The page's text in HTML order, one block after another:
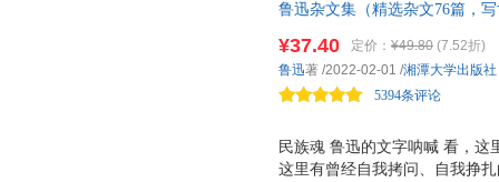
鲁迅的参考，并兼具一定的收
分，文风冷峻，读至精微处，
精良，善本重现，只为跻身典
鲁迅杂文集（精选杂文76篇，
鲁迅的杂文，就是读历史、读
文学大师。）
民族魂 鲁迅的文字呐喊 看，这
这里有曾经自我拷问、自我挣
¥37.40 定价： ¥49.80 (7.52折)
5394条评论
鲁迅著 /2022-02-01 /湘潭大学出版社